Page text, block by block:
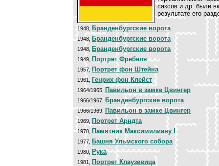
саксов и др. были
результате его
1948, Бранденбургские ворота
1948, Бранденбургские ворота
1948, Бранденбургские ворота
1949, Портрет Фребеля
1957, Портрет фон Штейна
1961, Генрих фон Клейст
1964/1965, Павильон в замке Цвингер
1966/1967, Бранденбургские ворота
1966/1969, Павильон в замке Цвингер
1969, Портрет Арндта
1970, Памятник Максимилиану I
1977, Башня Ульмского собора
1980, Рука
1981, Портрет Клаузевица